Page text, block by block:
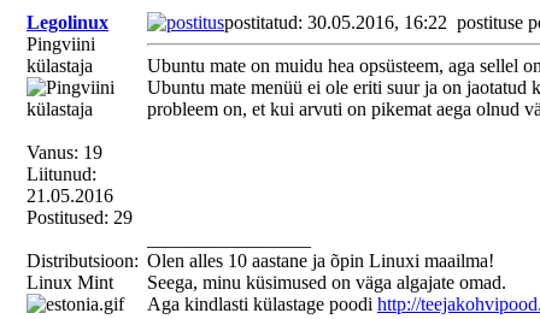
Legolinux
Pingviini
külastaja
Vanus: 19
Liitunud:
21.05.2016
Postitused: 29
Distributsioon:
Linux Mint
postitatud: 30.05.2016, 16:22 postituse
Ubuntu mate on muidu hea opsüsteem, aga sellel
Ubuntu mate menüü ei ole eriti suur ja on jaotatud
probleem on, et kui arvuti on pikemat aega olnud
Olen alles 10 aastane ja õpin Linuxi maailma!
Seega, minu küsimused on väga algajate omad.
Aga kindlasti külastage poodi http://